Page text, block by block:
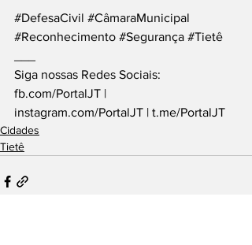
#DefesaCivil #CâmaraMunicipal
#Reconhecimento #Segurança #Tietê
Siga nossas Redes Sociais:
fb.com/PortalJT |
instagram.com/PortalJT | t.me/PortalJT
Cidades
Tietê